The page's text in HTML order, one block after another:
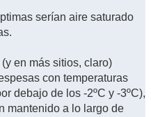
serían aire saturado
en más sitios, claro)
con temperaturas
debajo de los -2ºC y -3ºC),
mantenido a lo largo de